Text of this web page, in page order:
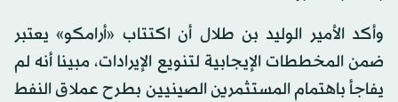
وأكد الأمير الوليد بن طلال أن اكتتاب «أرامكو» يعتبر
ضمن المخططات الإيجابية لتنويع الإيرادات، مبينا أنه لم
يفاجأ باهتمام المستثمرين الصينيين بطرح عملاق النفط